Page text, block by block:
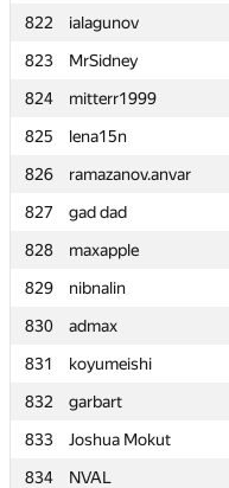
822
ialagunov
823
MrSidney
824
mitterr1999
825
lena15n
826
ramazanov.anvar
827
gad dad
828
maxapple
829
nibnalin
830
admax
831
koyumeishi
832
garbart
833
Joshua Mokut
834
NVAL
822
ialagunov
823
MrSidney
824
mitterr1999
825
lena15n
826
ramazanov.anvar
827
gad dad
828
maxapple
829
nibnalin
830
admax
831
koyumeishi
832
garbart
833
Joshua Mokut
834
NVAL